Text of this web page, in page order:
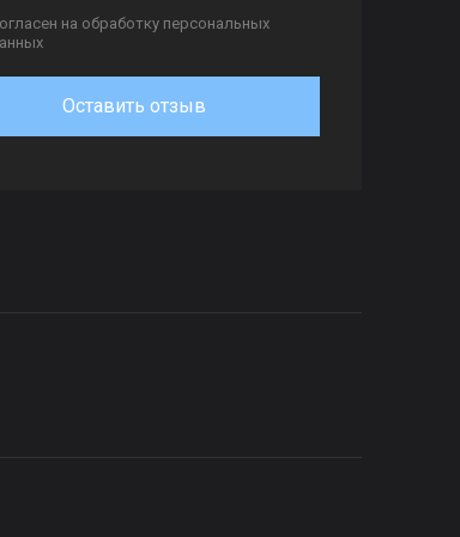
на обработку персональных
Оставить отзыв